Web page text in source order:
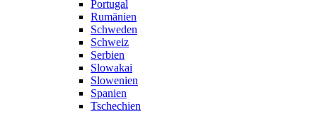
Portugal
Rumänien
Schweden
Schweiz
Serbien
Slowakai
Slowenien
Spanien
Tschechien